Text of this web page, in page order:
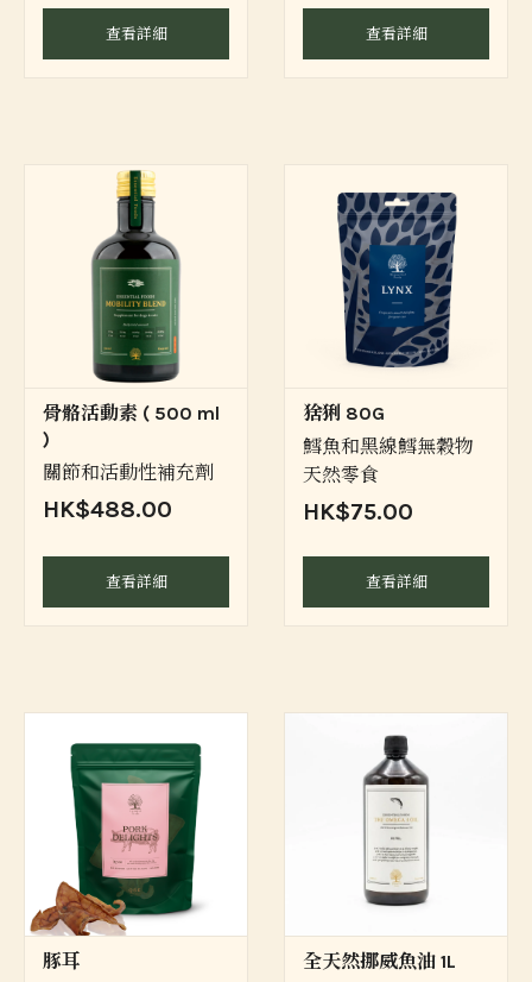
查看詳細 查看詳細
骨骼活動素 ( 500 ml
)
關節和活動性補充劑
HK$488.00
查看詳細
猞猁 80G
鱈魚和黑線鱈無穀物
天然零食
HK$75.00
查看詳細
豚耳
全天然挪威魚油 1L